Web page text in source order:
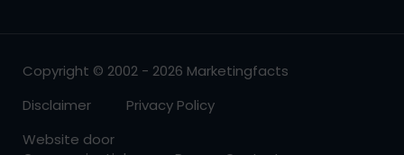
Copyright © 2002 - 2026 Marketingfacts
Disclaimer
Privacy Policy
Website door